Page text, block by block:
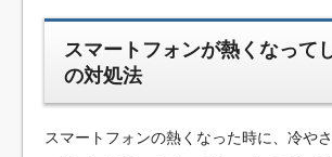
スマートフォンが熱くなって
の対処法
スマートフォンの熱くなった時に、冷や